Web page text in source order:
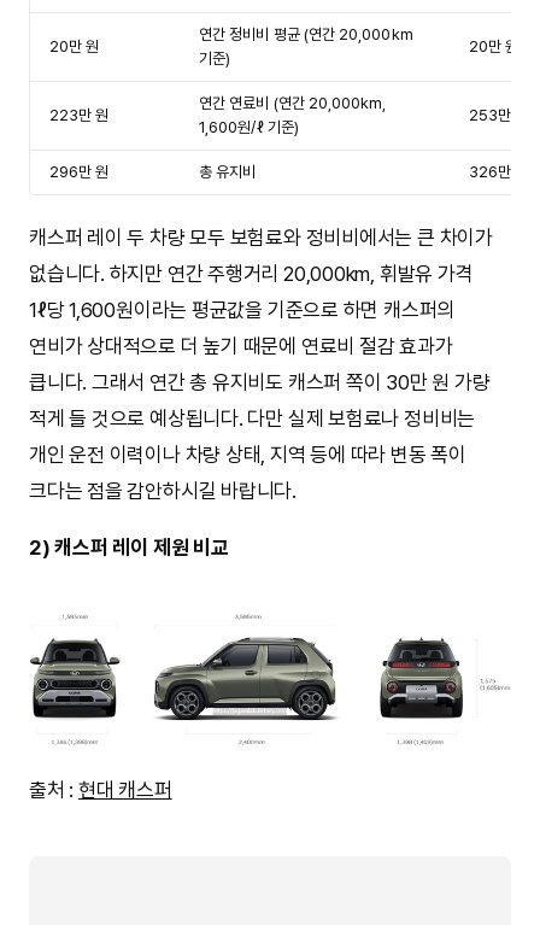
20만 원
연간 정비비 평균 (연간 20,000km
기준)
20만 원
223만 원
연간 연료비 (연간 20,000km,
1,600원/ℓ 기준)
253만 원
296만 원 총 유지비 326만 원
캐스퍼 레이 두 차량 모두 보험료와 정비비에서는 큰 차이가
없습니다. 하지만 연간 주행거리 20,000km, 휘발유 가격
1ℓ당 1,600원이라는 평균값을 기준으로 하면 캐스퍼의
연비가 상대적으로 더 높기 때문에 연료비 절감 효과가
큽니다. 그래서 연간 총 유지비도 캐스퍼 쪽이 30만 원 가량
적게 들 것으로 예상됩니다. 다만 실제 보험료나 정비비는
개인 운전 이력이나 차량 상태, 지역 등에 따라 변동 폭이
크다는 점을 감안하시길 바랍니다.
2) 캐스퍼 레이 제원 비교
출처 : 현대 캐스퍼